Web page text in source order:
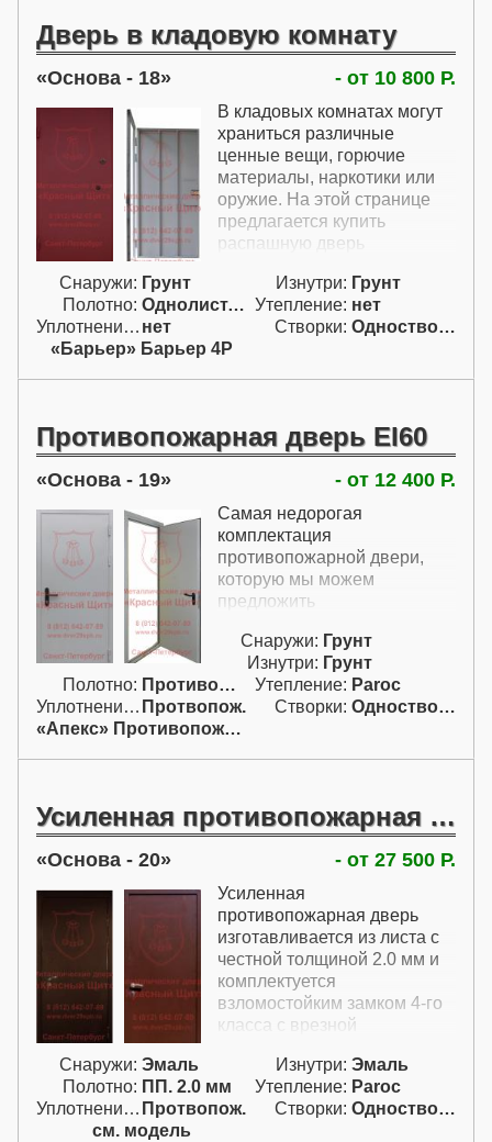
дверей для подсобных
помещений могут очень
легко повреждаться чем-
нибудь тяжелым, поэтому
здесь для подсобки и
применяются мощные
приварные ручки и
сувальдный замок без
выпирающих частей.
Дверь в кладовую комнату
Основа - 18 - от 10 800 Р.
В кладовых комнатах могут
храниться различные
ценные вещи, горючие
материалы, наркотики или
оружие. На этой странице
предлагается купить
распашную дверь
для кладовой, в которой
хранятся электро-
инструмент, коляски, зимняя
резина и другие довольно
дорогие вещи, которые
защиты в цену двери в
кладовую на фото на этой
странице включены мощный
замок Барьер,
противосъемные штыри и
конструкция из листа
толщиной 2 мм. Если
хранятся
материалы, то эта модель
уже не очень хорошо
подойдет – здесь лучше
установить
противопожарную дверь.
конкретный размер и
предназначена для
изоляции помещения на
приезда пожарных. Но
противопожарная дверь в
такую комнату будет стоить
несколько дороже. Также
можно купить
противопожарную
усиленном исполнении,
которая защитит от взлома
не хуже, чем дверь
изображенная на фото и при
Снаружи: Грунт Изнутри: Грунт
Полотно:
Однолист. проф. Утепление: нет
Уплотнение: нет Створки:
Одностворчатая (А)
«Барьер» Барьер 4Р
Противопожарная дверь EI60
Основа - 19 - от 12 400 Р.
Самая недорогая
комплектация
противопожарной двери,
которую мы можем
предложить
Снаружи: Грунт
Изнутри: Грунт
Полотно:
Противопожарн. Утепление: Paroc
Уплотнение: Протвопож. Створки:
Одностворчатая (А)
«Апекс» Противопожарн.
Усиленная противопожарная дверь
Основа - 20 - от 27 500 Р.
Усиленная
противопожарная дверь
изготавливается из листа с
честной толщиной 2.0 мм и
комплектуется
взломостойким замком 4-го
класса с врезной
добавок эта дверь уличная.
Снаружи: Эмаль Изнутри: Эмаль
Полотно: ПП. 2.0 мм Утепление: Paroc
Уплотнение: Протвопож. Створки:
Одностворчатая (А)
см. модель